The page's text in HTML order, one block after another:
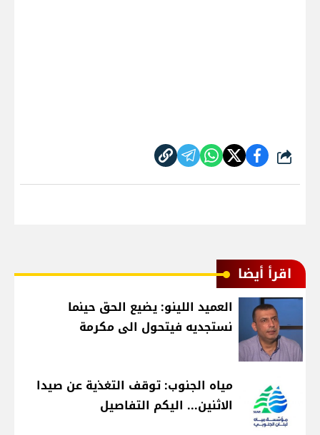
شارك
اقرأ أيضا
العميد اللينو: يضيع الحق حينما
نستجديه فيتحول الى مكرمة
مياه الجنوب: توقف التغذية عن صيدا
الاثنين... اليكم التفاصيل